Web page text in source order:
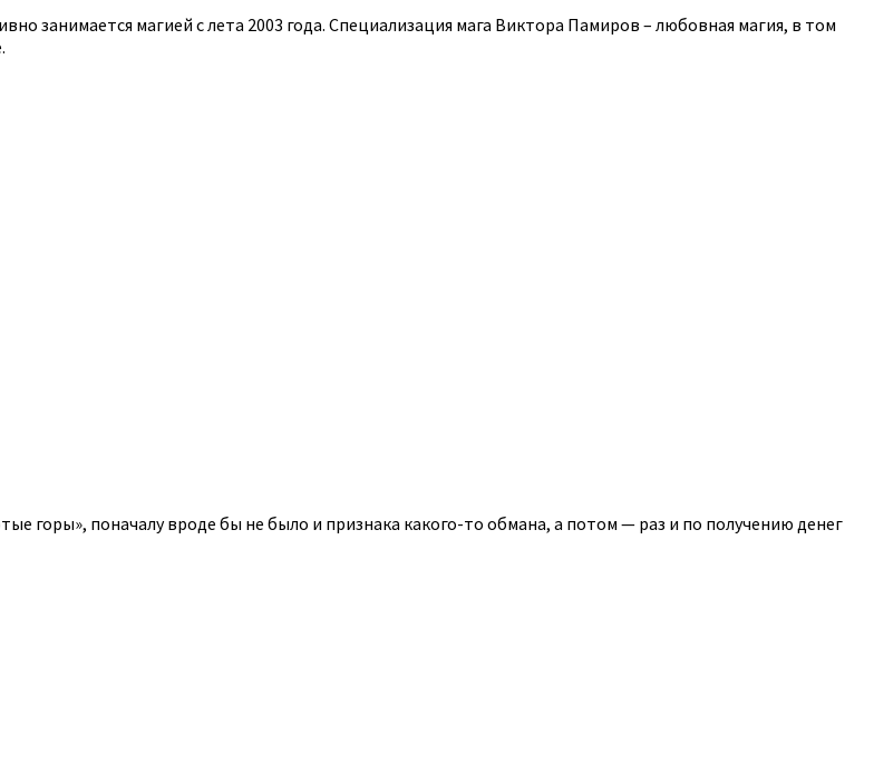
занимается магией с лета 2003 года. Специализация мага Виктора Памиров – любовная магия, в том
горы», поначалу вроде бы не было и признака какого-то обмана, а потом — раз и по получению денег